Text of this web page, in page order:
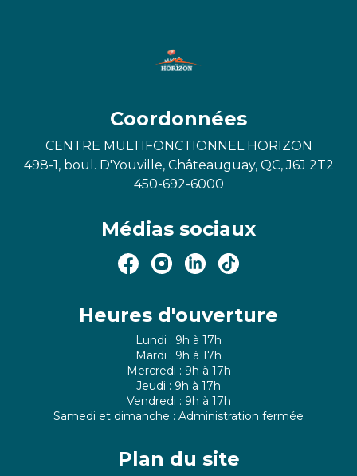
Coordonnées
CENTRE MULTIFONCTIONNEL HORIZON
498-1, boul. D'Youville, Châteauguay, QC, J6J 2T2
450-692-6000
Médias sociaux
Heures d'ouverture
Lundi : 9h à 17h
Mardi : 9h à 17h
Mercredi : 9h à 17h
Jeudi : 9h à 17h
Vendredi : 9h à 17h
Samedi et dimanche : Administration fermée
Plan du site